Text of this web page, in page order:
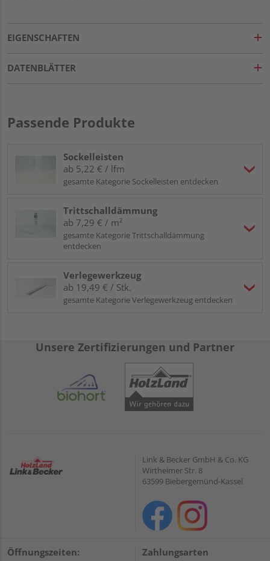
EIGENSCHAFTEN
DATENBLÄTTER
Passende Produkte
Sockelleisten
ab 5,22 € / lfm
gesamte Kategorie Sockelleisten entdecken
Trittschalldämmung
ab 7,29 € / m²
gesamte Kategorie Trittschalldämmung
entdecken
Verlegewerkzeug
ab 19,49 € / Stk.
gesamte Kategorie Verlegewerkzeug entdecken
Unsere Zertifizierungen und Partner
Link & Becker GmbH & Co. KG
Wirtheimer Str. 8
63599 Biebergemünd-Kassel
Öffnungszeiten: Zahlungsarten